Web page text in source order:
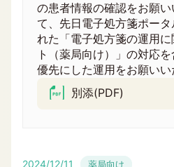
の患者情報の確認をお願
て、先日電子処方箋ポー
れた「電子処方箋の運用
ト（薬局向け）」の対応
優先にした運用をお願いい
別添(PDF)
2024/12/11 薬局向け